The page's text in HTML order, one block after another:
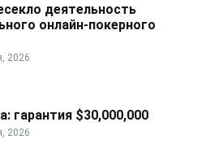
деятельность
онлайн-покерного
2026
гарантия $30,000,000
2026